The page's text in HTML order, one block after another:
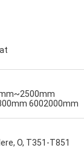
6002000mm
O, T351-T851